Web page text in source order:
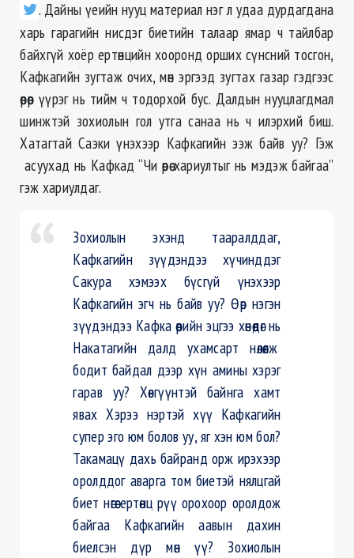
. Дайны үеийн нууц материал нэг л удаа дурдагдана
харь гарагийн нисдэг биетийн талаар ямар ч тайлбар
байхгүй хоёр ертөнцийн хооронд орших сүнсний тосгон,
Кафкагийн зугтаж очих, мөн эргээд зугтах газар гэдгээс
өөрөөр үүрэг нь тийм ч тодорхой бус. Далдын нууцлагдмал
шинжтэй зохиолын гол утга санаа нь ч илэрхий биш.
Хатагтай Саэки үнэхээр Кафкагийн ээж байв уу? Гэж
асуухад нь Кафкад “Чи өөрөө хариултыг нь мэдэж байгаа”
гэж хариулдаг.
Зохиолын эхэнд тааралддаг,
Кафкагийн зүүдэндээ хүчинддэг
Сакура хэмээх бүсгүй үнэхээр
Кафкагийн эгч нь байв уу? Өөр нэгэн
зүүдэндээ Кафка өөрийн эцгээ хөнөөдөг нь
Накатагийн далд ухамсарт нөлөөлж
бодит байдал дээр хүн амины хэрэг
гарав уу? Хөвгүүнтэй байнга хамт
явах Хэрээ нэртэй хүү Кафкагийн
супер эго юм болов уу, яг хэн юм бол?
Такамацү дахь байранд орж ирэхээр
оролддог аварга том биетэй нялцгай
биет нөгөө ертөнц рүү орохоор оролдож
байгаа Кафкагийн аавын дахин
биелсэн дүр мөн үү? Зохиолын